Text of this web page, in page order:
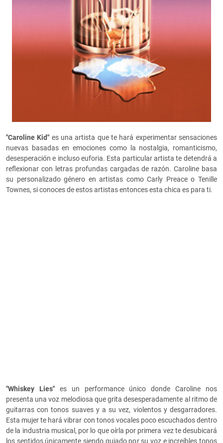
"Caroline Kid" es una artista que te hará experimentar sensaciones
nuevas basadas en emociones como la nostalgia, romanticismo,
desesperación e incluso euforia. Esta particular artista te detendrá a
reflexionar con letras profundas cargadas de razón. Caroline basa
su personalizado género en artistas como Carly Preace o Tenille
Townes, si conoces de estos artistas entonces esta chica es para ti.
"Whiskey Lies"es un performance único donde Caroline nos
presenta una voz melodiosa que grita desesperadamente al ritmo de
guitarras con tonos suaves y a su vez, violentos y desgarradores.
Esta mujer te hará vibrar con tonos vocales poco escuchados dentro
de la industria musical, por lo que oírla por primera vez te desubicará
los sentidos únicamente siendo guiado por su voz e increíbles tonos